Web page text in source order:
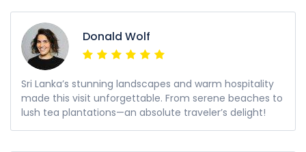
Donald Wolf
Sri Lanka’s stunning landscapes and warm hospitality
made this visit unforgettable. From serene beaches to
lush tea plantations—an absolute traveler’s delight!